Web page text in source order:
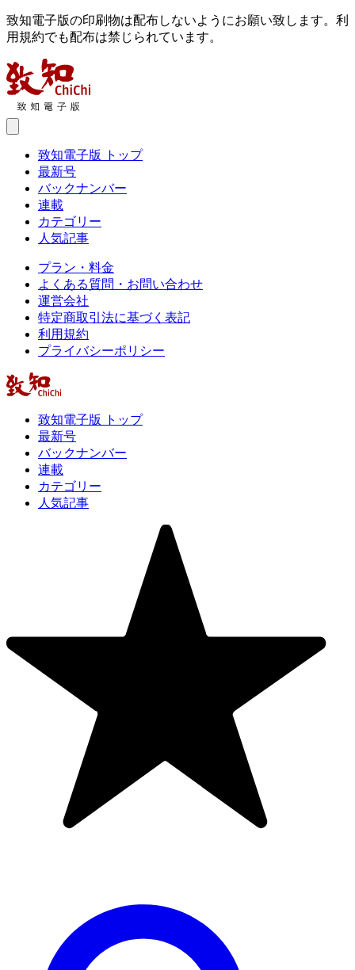
致知電子版の印刷物は配布しないようにお願い致します。利
用規約でも配布は禁じられています。
致知電子版 トップ
最新号
バックナンバー
連載
カテゴリー
人気記事
プラン・料金
よくある質問・お問い合わせ
運営会社
特定商取引法に基づく表記
利用規約
プライバシーポリシー
致知電子版 トップ
最新号
バックナンバー
連載
カテゴリー
人気記事